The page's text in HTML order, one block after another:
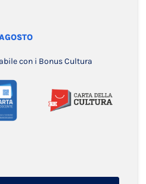
con i Bonus Cultura